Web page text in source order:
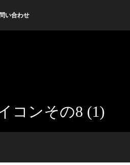
い合わせ
コンその8 (1)